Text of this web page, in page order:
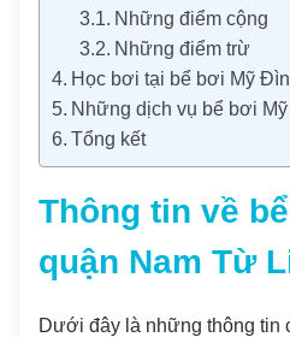
Những điểm cộng
Những điểm trừ
Học bơi tại bể bơi Mỹ
Những dịch vụ bể bơi
Tổng kết
Thông tin về
quận Nam Từ
Dưới đây là những thông tin